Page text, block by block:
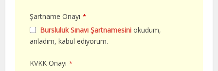
Şartname Onayı *
Bursluluk Sınavı Şartnamesini okudum,
anladım, kabul ediyorum.
KVKK Onayı *